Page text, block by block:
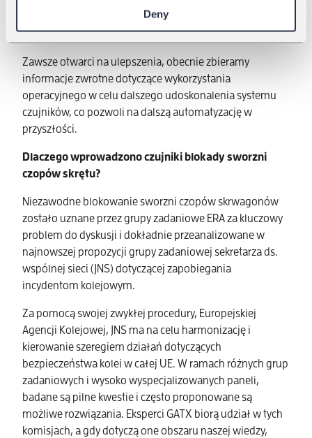
Deny
bezpieczeństwa do obecnych kontroli wizualnych
sworzni czopów skrętu.”
Zawsze otwarci na ulepszenia, obecnie zbieramy
informacje zwrotne dotyczące wykorzystania
operacyjnego w celu dalszego udoskonalenia systemu
czujników, co pozwoli na dalszą automatyzację w
przyszłości.
Dlaczego wprowadzono czujniki blokady sworzni
czopów skrętu?
Niezawodne blokowanie sworzni czopów skrwagonów
zostało uznane przez grupy zadaniowe ERA za kluczowy
problem do dyskusji i dokładnie przeanalizowane w
najnowszej propozycji grupy zadaniowej sekretarza ds.
wspólnej sieci (JNS) dotyczącej zapobiegania
incydentom kolejowym.
Za pomocą swojej zwykłej procedury, Europejskiej
Agencji Kolejowej, JNS ma na celu harmonizację i
kierowanie szeregiem działań dotyczących
bezpieczeństwa kolei w całej UE. W ramach różnych grup
zadaniowych i wysoko wyspecjalizowanych paneli,
badane są pilne kwestie i często proponowane są
możliwe rozwiązania. Eksperci GATX biorą udział w tych
komisjach, a gdy dotyczą one obszaru naszej wiedzy,